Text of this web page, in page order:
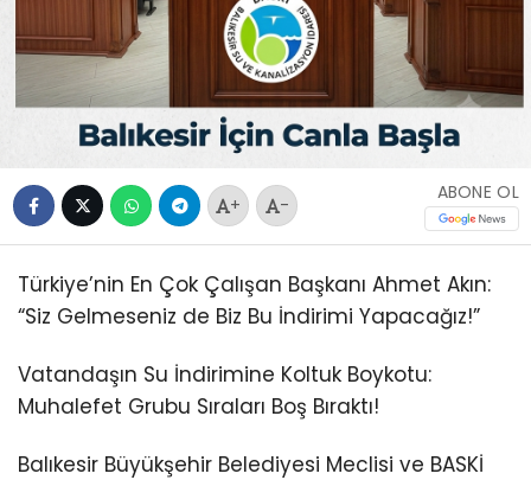
+ -
ABONE OL
Türkiye’nin En Çok Çalışan Başkanı Ahmet Akın:
“Siz Gelmeseniz de Biz Bu İndirimi Yapacağız!”
Vatandaşın Su İndirimine Koltuk Boykotu:
Muhalefet Grubu Sıraları Boş Bıraktı!
Balıkesir Büyükşehir Belediyesi Meclisi ve BASKİ